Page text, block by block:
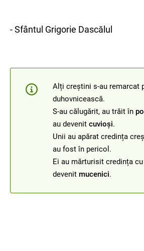
- Sfântul Grigorie Dascălul
Alți creștini s-au remarcat
duhovnicească.
S-au călugărit, au trăit în
au devenit cuvioși.
Unii au apărat credința
au fost în pericol.
Ei au mărturisit credința
devenit mucenici.